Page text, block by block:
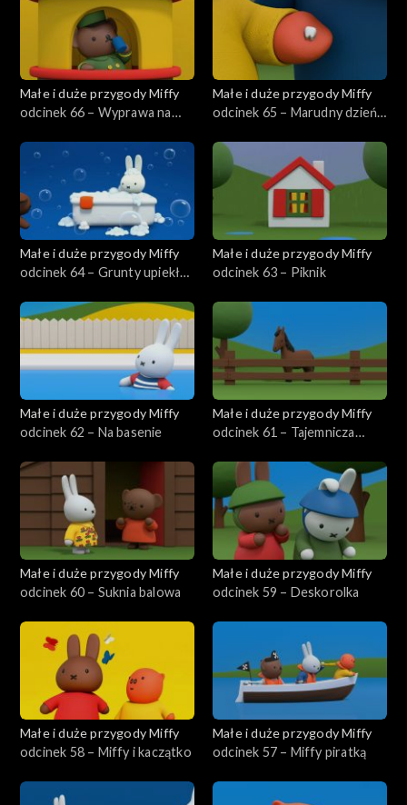
Małe i duże przygody Miffy
odcinek 66 – Wyprawa na
Małe i duże przygody Miffy
odcinek 65 – Marudny dzień
Małe i duże przygody Miffy
odcinek 64 – Grunty upiekła
Małe i duże przygody Miffy
odcinek 63 – Piknik
Małe i duże przygody Miffy
odcinek 62 – Na basenie
Małe i duże przygody Miffy
odcinek 61 – Tajemnicza
Małe i duże przygody Miffy
odcinek 60 – Suknia balowa
Małe i duże przygody Miffy
odcinek 59 – Deskorolka
Małe i duże przygody Miffy
odcinek 58 – Miffy i kaczątko
Małe i duże przygody Miffy
odcinek 57 – Miffy piratką